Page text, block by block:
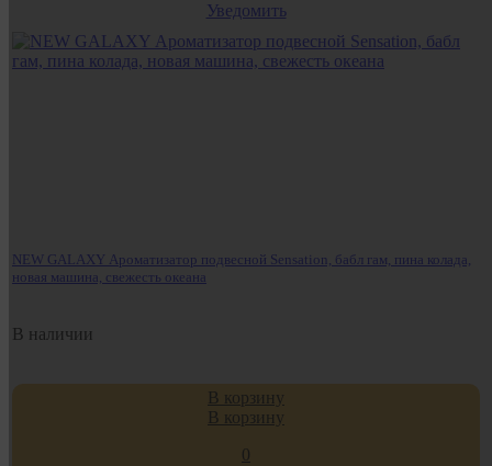
Уведомить
NEW GALAXY Ароматизатор подвесной Sensation, бабл гам, пина колада,
новая машина, свежесть океана
В наличии
В корзину
В корзину
0